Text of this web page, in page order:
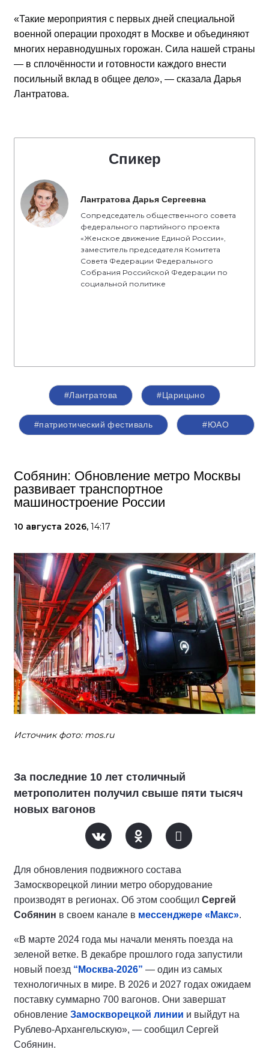
«Такие мероприятия с первых дней специальной
военной операции проходят в Москве и объединяют
многих неравнодушных горожан. Сила нашей страны
— в сплочённости и готовности каждого внести
посильный вклад в общее дело», — сказала Дарья
Лантратова.
Спикер
Лантратова Дарья Сергеевна
Сопредседатель общественного совета
федерального партийного проекта
«Женское движение Единой России»,
заместитель председателя Комитета
Совета Федерации Федерального
Собрания Российской Федерации по
социальной политике
#Лантратова #Царицыно
#патриотический фестиваль #ЮАО
Собянин: Обновление метро Москвы
развивает транспортное
машиностроение России
10 августа 2026, 14:17
Источник фото: mos.ru
За последние 10 лет столичный
метрополитен получил свыше пяти тысяч
новых вагонов
Для обновления подвижного состава
Замоскворецкой линии метро оборудование
производят в регионах. Об этом сообщил Сергей
Собянин в своем канале в мессенджере «Макс».
«В марте 2024 года мы начали менять поезда на
зеленой ветке. В декабре прошлого года запустили
новый поезд “Москва-2026” — один из самых
технологичных в мире. В 2026 и 2027 годах ожидаем
поставку суммарно 700 вагонов. Они завершат
обновление Замоскворецкой линии и выйдут на
Рублево-Архангельскую», — сообщил Сергей
Собянин.